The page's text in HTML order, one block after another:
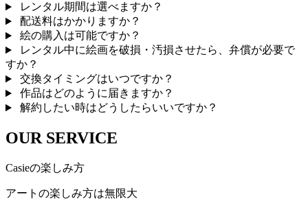
レンタル期間は選べますか？
配送料はかかりますか？
絵の購入は可能ですか？
レンタル中に絵画を破損・汚損させたら、弁償が必要で
すか？
交換タイミングはいつですか？
作品はどのように届きますか？
解約したい時はどうしたらいいですか？
OUR SERVICE
Casieの楽しみ方
アートの楽しみ方は無限大